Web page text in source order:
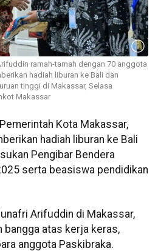
ramah-tamah dengan 70 anggota
hadiah liburan ke Bali dan
tinggi di Makassar, Selasa
Makassar
Kota Makassar,
hadiah liburan ke Bali
Pengibar Bendera
serta beasiswa pendidikan
Arifuddin di Makassar,
bangga atas kerja keras,
anggota Paskibraka.